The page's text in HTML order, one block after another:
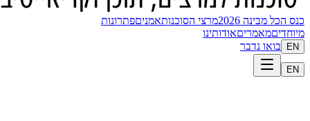
כנס הכל מבּינה 2026 מרצי הסוכנותאמניםפתרונות
מיוחדיםמאמריםאודותינו
EN בואו נדבר
EN